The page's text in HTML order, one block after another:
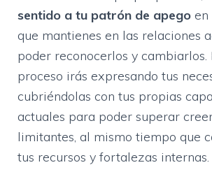
sentido a tu patrón de apego en
que mantienes en las relaciones
poder reconocerlos y cambiarlos.
proceso irás expresando tus
cubriéndolas con tus propias
actuales para poder superar
limitantes, al mismo tiempo que
tus recursos y fortalezas internas.